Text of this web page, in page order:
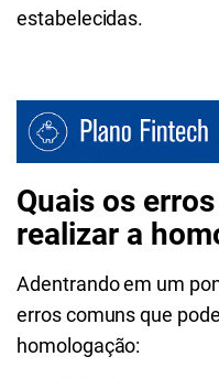
estabelecidas.
Quais os
realizar a
Adentrando em um
erros comuns que
homologação: